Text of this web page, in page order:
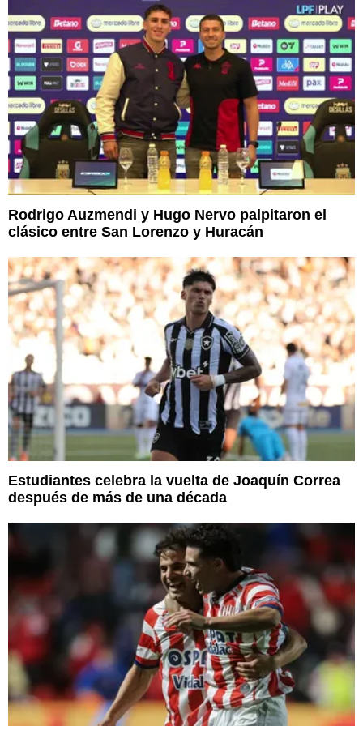
Rodrigo Auzmendi y Hugo Nervo palpitaron el
clásico entre San Lorenzo y Huracán
Estudiantes celebra la vuelta de Joaquín Correa
después de más de una década